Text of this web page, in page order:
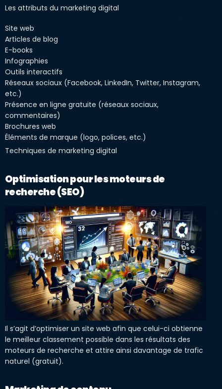
Les attributs du marketing digital
Site web
Articles de blog
E-books
Infographies
Outils interactifs
Réseaux sociaux (Facebook, LinkedIn, Twitter, Instagram,
etc.)
Présence en ligne gratuite (réseaux sociaux,
commentaires)
Brochures web
Éléments de marque (logo, polices, etc.)
Techniques de marketing digital
Optimisation pour les moteurs de
recherche (SEO)
Il s’agit d’optimiser un site web afin que celui-ci obtienne
le meilleur classement possible dans les résultats des
moteurs de recherche et attire ainsi davantage de trafic
naturel (gratuit).